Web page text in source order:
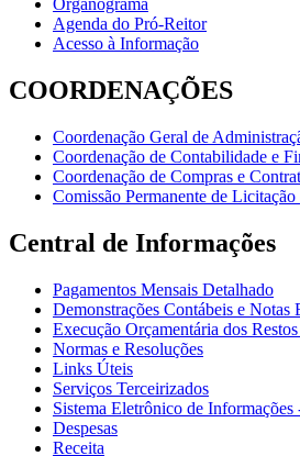
Organograma
Agenda do Pró-Reitor
Acesso à Informação
COORDENAÇÕES
Coordenação Geral de
Coordenação de Contabilidade e
Coordenação de Compras e
Comissão Permanente de
Central de Informações
Pagamentos Mensais Detalhado
Demonstrações Contábeis e Notas
Execução Orçamentária dos
Normas e Resoluções
Links Úteis
Serviços Terceirizados
Sistema Eletrônico de Informações
Despesas
Receita